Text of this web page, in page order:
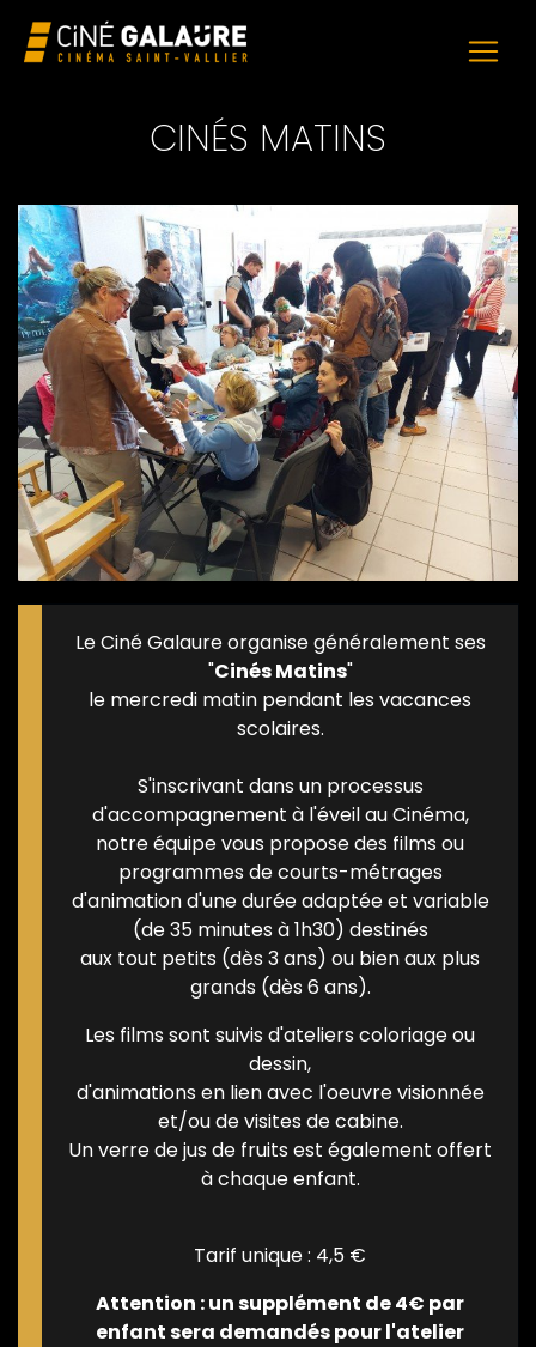
CINÉS MATINS
Le Ciné Galaure organise généralement ses
"Cinés Matins"
le mercredi matin pendant les vacances
scolaires.
S'inscrivant dans un processus
d'accompagnement à l'éveil au Cinéma,
notre équipe vous propose des films ou
programmes de courts-métrages
d'animation d'une durée adaptée et variable
(de 35 minutes à 1h30) destinés
aux tout petits (dès 3 ans) ou bien aux plus
grands (dès 6 ans).
Les films sont suivis d'ateliers coloriage ou
dessin,
d'animations en lien avec l'oeuvre visionnée
et/ou de visites de cabine.
Un verre de jus de fruits est également offert
à chaque enfant.
Tarif unique : 4,5 €
Attention : un supplément de 4€ par
enfant sera demandés pour l'atelier